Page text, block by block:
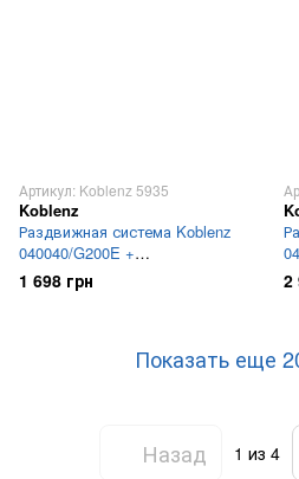
Артикул: Koblenz 5935
Koblenz
Раздвижная система Koblenz
040040/G200E +
направляющая 200см 40кг
1 698 грн 2
Показать еще
Назад 1 из 4